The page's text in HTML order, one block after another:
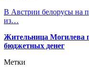
В Австрии белорусы на
из…
Жительница Могилева
бюджетных денег
Метки